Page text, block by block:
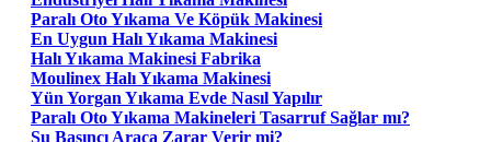
Paralı Oto Yıkama Ve Köpük Makinesi
En Uygun Halı Yıkama Makinesi
Halı Yıkama Makinesi Fabrika
Moulinex Halı Yıkama Makinesi
Yün Yorgan Yıkama Evde Nasıl Yapılır
Paralı Oto Yıkama Makineleri Tasarruf Sağlar mı?
Su Basıncı Araca Zarar Verir mi?